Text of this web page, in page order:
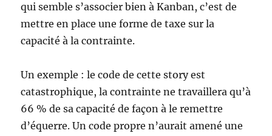
qui semble s’associer bien à Kanban, c’est de
mettre en place une forme de taxe sur la
capacité à la contrainte.
Un exemple : le code de cette story est
catastrophique, la contrainte ne travaillera qu’à
66 % de sa capacité de façon à le remettre
d’équerre. Un code propre n’aurait amené une